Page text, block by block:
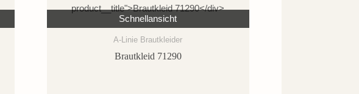
Schnellansicht
A-Linie Brautkleider
Brautkleid 71290